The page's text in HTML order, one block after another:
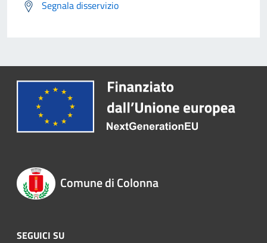
Segnala disservizio
Comune di Colonna
SEGUICI SU